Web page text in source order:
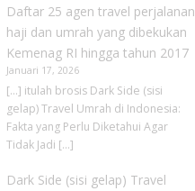
Daftar 25 agen travel perjalanan
haji dan umrah yang dibekukan
Kemenag RI hingga tahun 2017
Januari 17, 2026
[…] itulah brosis Dark Side (sisi
gelap) Travel Umrah di Indonesia:
Fakta yang Perlu Diketahui Agar
Tidak Jadi […]
Dark Side (sisi gelap) Travel